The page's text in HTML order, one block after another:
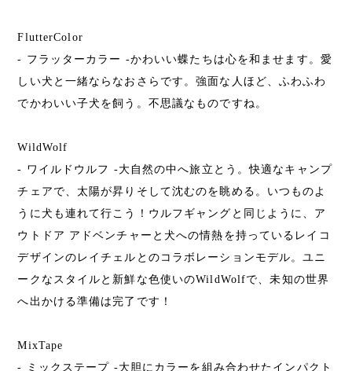
FlutterColor
- フラッターカラー -かわいい蝶たちは心を和ませます。愛
しい犬と一緒ならなおさらです。強面な人ほど、ふわふわ
でかわいい子犬を飼う。不思議なものですね。
WildWolf
- ワイルドウルフ -大自然の中へ旅立とう。快適なキャンプ
チェアで、太陽が昇りそして沈むのを眺める。いつものよ
うに犬も連れて行こう！ウルフギャングと同じように、ア
ウトドア アドベンチャーと犬への情熱を持っているレイコ
デザインのレイチェルとのコラボレーションモデル。ユニ
ークなスタイルと新鮮な色使いのWildWolfで、未知の世界
へ出かける準備は完了です！
MixTape
- ミックステープ -大胆にカラーを組み合わせたインパクト